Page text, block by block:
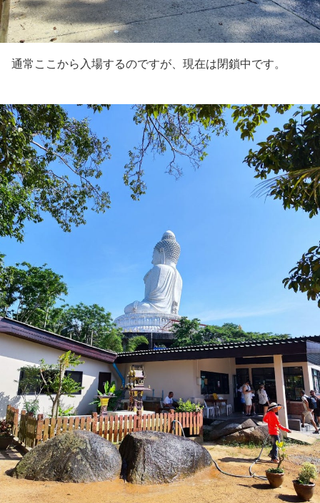
通常ここから入場するのですが、現在は閉鎖中です。